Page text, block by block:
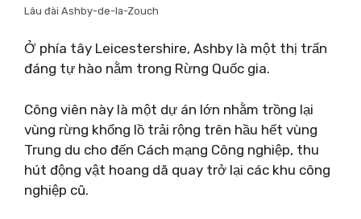
Lâu đài Ashby-de-la-Zouch
Ở phía tây Leicestershire, Ashby là một thị trấn
đáng tự hào nằm trong Rừng Quốc gia.
Công viên này là một dự án lớn nhằm trồng lại
vùng rừng khổng lồ trải rộng trên hầu hết vùng
Trung du cho đến Cách mạng Công nghiệp, thu
hút động vật hoang dã quay trở lại các khu công
nghiệp cũ.